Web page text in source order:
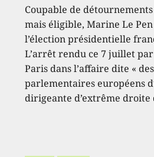
Coupable de
mais éligible, Marine Le
l’élection présidentielle
L’arrêt rendu ce 7 juillet
Paris dans l’affaire dite «
parlementaires européens
dirigeante d’extrême droite